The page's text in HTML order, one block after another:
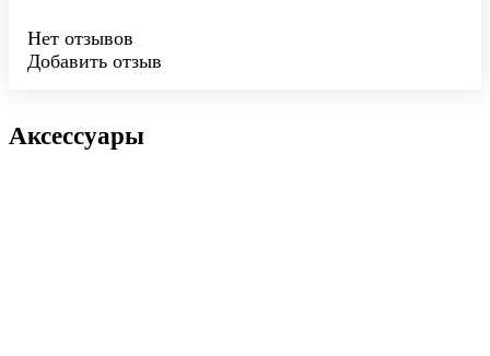
Нет отзывов
Добавить отзыв
Аксессуары